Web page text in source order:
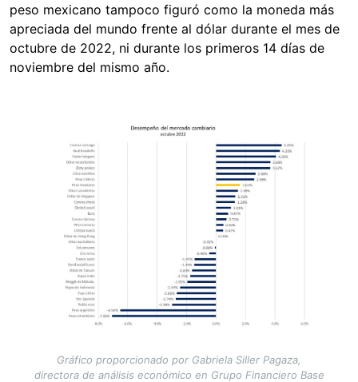
peso mexicano tampoco figuró como la moneda más
apreciada del mundo frente al dólar durante el mes de
octubre de 2022, ni durante los primeros 14 días de
noviembre del mismo año.
Gráfico proporcionado por Gabriela Siller Pagaza,
directora de análisis económico en Grupo Financiero Base